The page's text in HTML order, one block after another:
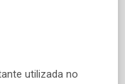
utilizada no